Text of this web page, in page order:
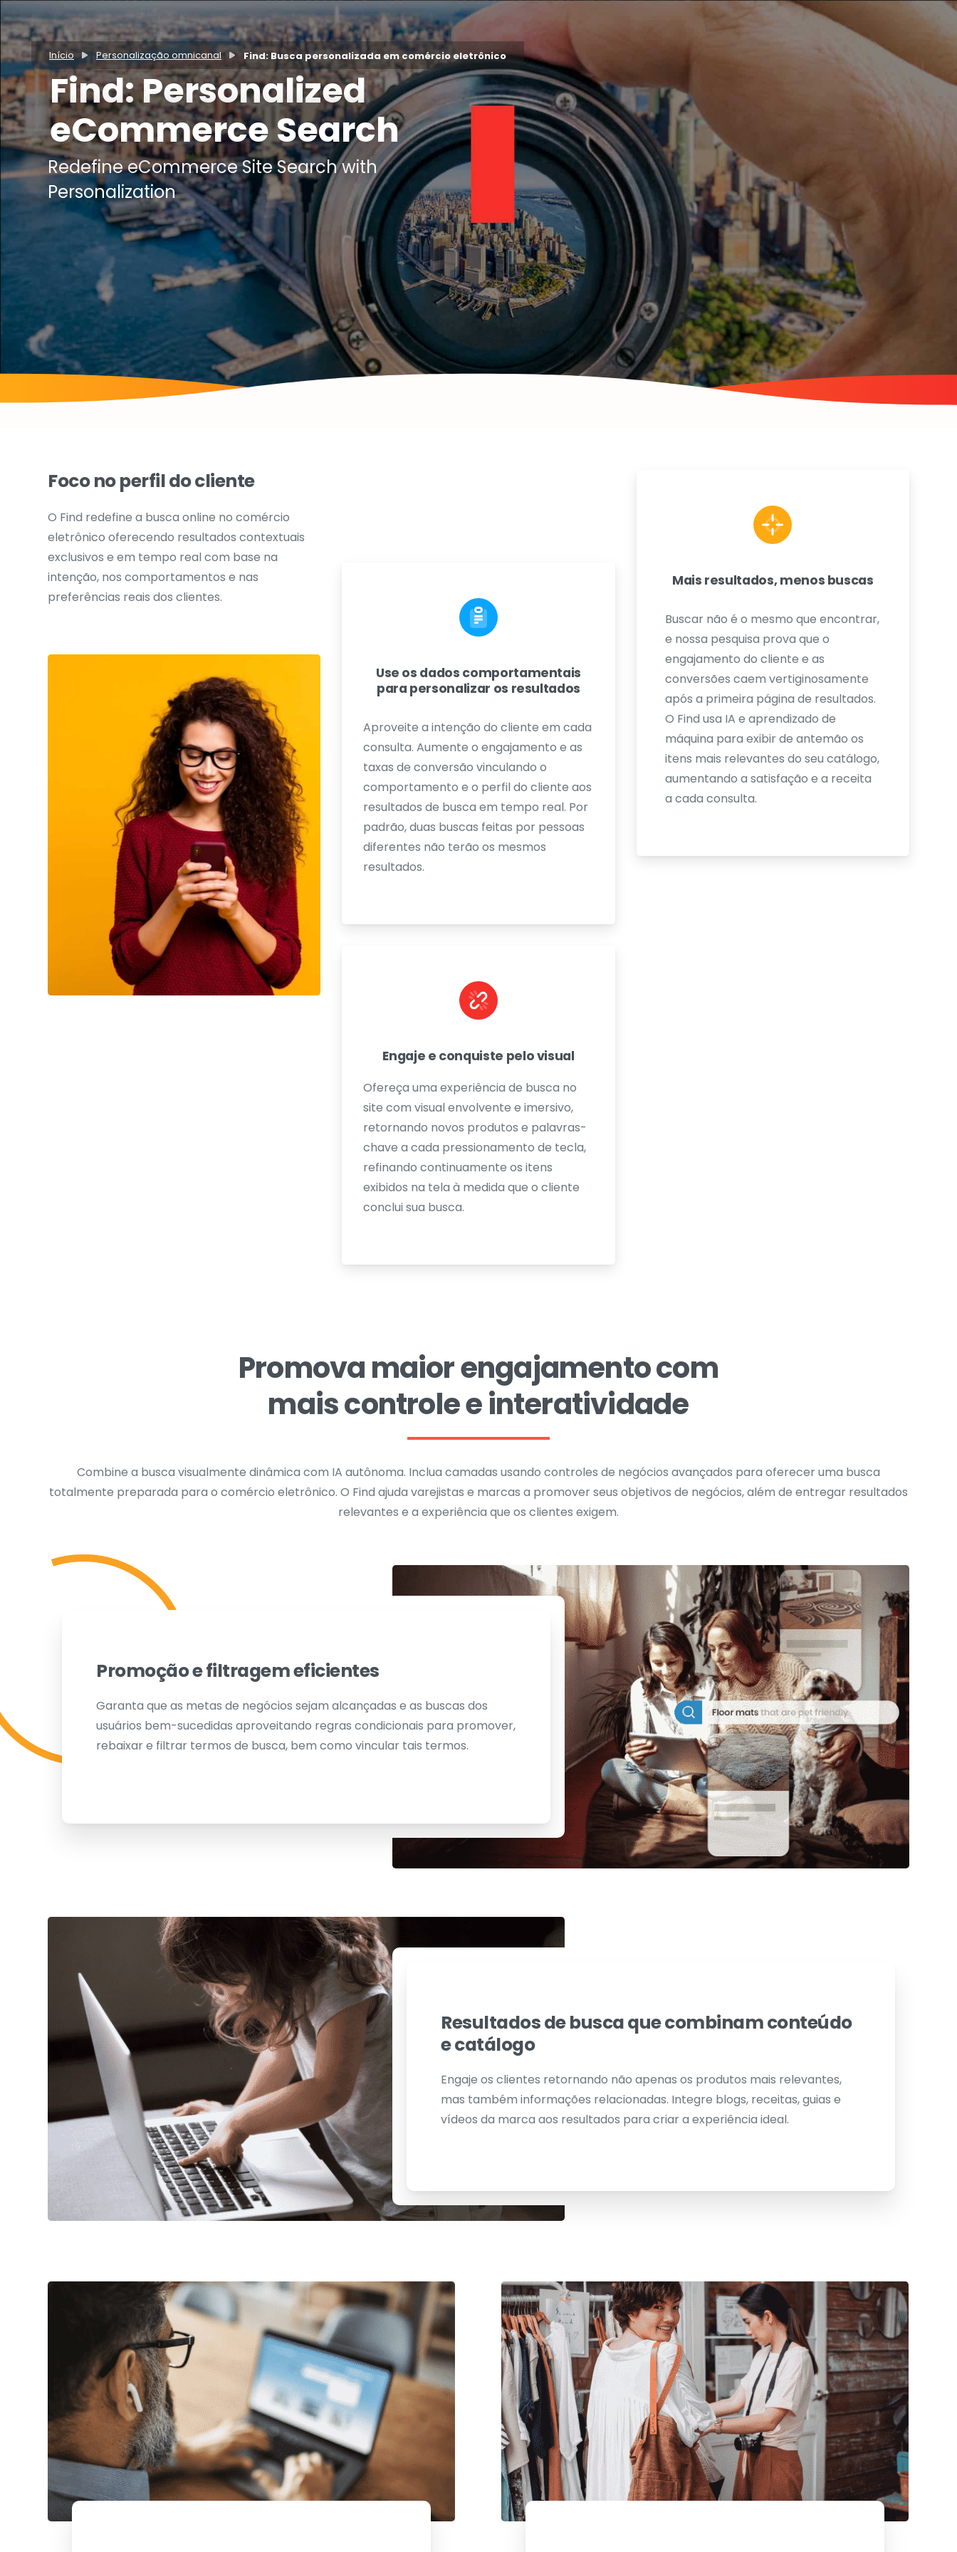
Find: Personalized
eCommerce Search
Redefine eCommerce Site Search with
Personalization
Foco no perfil do cliente
O Find redefine a busca online no comércio
eletrônico oferecendo resultados contextuais
exclusivos e em tempo real com base na
intenção, nos comportamentos e nas
preferências reais dos clientes.
Use os dados comportamentais
para personalizar os resultados
Aproveite a intenção do cliente em cada
consulta. Aumente o engajamento e as
taxas de conversão vinculando o
comportamento e o perfil do cliente aos
resultados de busca em tempo real. Por
padrão, duas buscas feitas por pessoas
diferentes não terão os mesmos
resultados.
Engaje e conquiste pelo visual
Ofereça uma experiência de busca no
site com visual envolvente e imersivo,
retornando novos produtos e palavras-
chave a cada pressionamento de tecla,
refinando continuamente os itens
exibidos na tela à medida que o cliente
conclui sua busca.
Mais resultados, menos buscas
Buscar não é o mesmo que encontrar,
e nossa pesquisa prova que o
engajamento do cliente e as
conversões caem vertiginosamente
após a primeira página de resultados.
O Find usa IA e aprendizado de
máquina para exibir de antemão os
itens mais relevantes do seu catálogo,
aumentando a satisfação e a receita
a cada consulta.
Promova maior engajamento com
mais controle e interatividade
Combine a busca visualmente dinâmica com IA autônoma. Inclua camadas usando controles de negócios avançados para oferecer uma busca
totalmente preparada para o comércio eletrônico. O Find ajuda varejistas e marcas a promover seus objetivos de negócios, além de entregar resultados
relevantes e a experiência que os clientes exigem.
Promoção e filtragem eficientes
Garanta que as metas de negócios sejam alcançadas e as buscas dos
usuários bem-sucedidas aproveitando regras condicionais para promover,
rebaixar e filtrar termos de busca, bem como vincular tais termos.
Resultados de busca que combinam conteúdo
e catálogo
Engaje os clientes retornando não apenas os produtos mais relevantes,
mas também informações relacionadas. Integre blogs, receitas, guias e
vídeos da marca aos resultados para criar a experiência ideal.
Início Personalização omnicanal Find: Busca personalizada em comércio eletrônico